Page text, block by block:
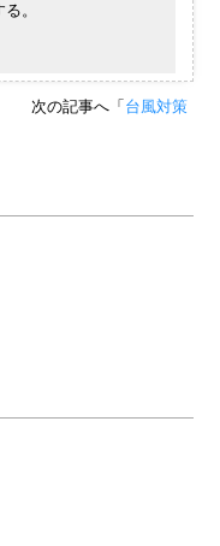
。
次の記事へ「 台風対策